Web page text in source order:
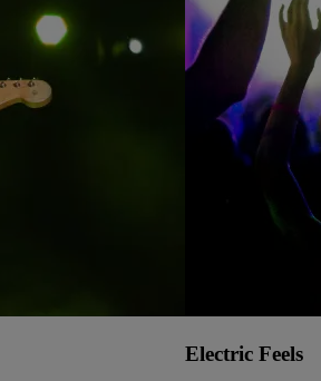
Electric Feels